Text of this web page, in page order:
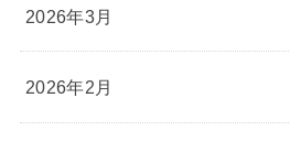
2026年3月
2026年2月